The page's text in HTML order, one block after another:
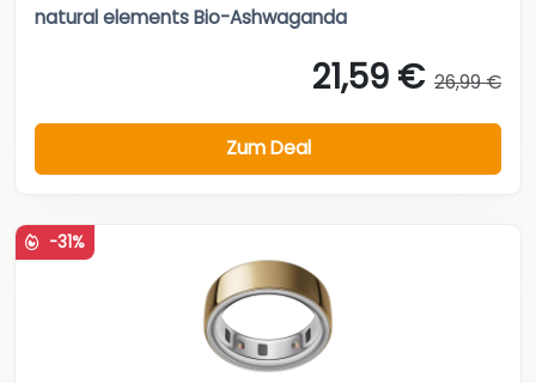
natural elements Bio-Ashwaganda
21,59 € 26,99 €
Zum Deal
-31%